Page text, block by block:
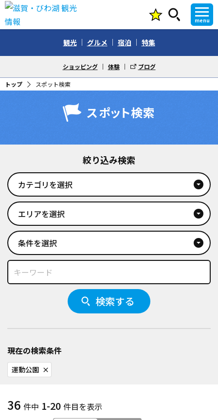
menu
観光 グルメ 宿泊 特集
ショッピング 体験 ブログ
トップ スポット検索
スポット検索
絞り込み検索
カテゴリを選択 arrow_drop_down_circle
エリアを選択 arrow_drop_down_circle
条件を選択 arrow_drop_down_circle
検索する
現在の検索条件
運動公園 close
36 件中 1-20 件目を表示